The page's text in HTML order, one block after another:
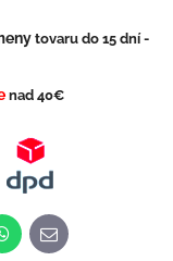
tovaru do 15 dní -
nad 40€
WhatsApp
E-
mail